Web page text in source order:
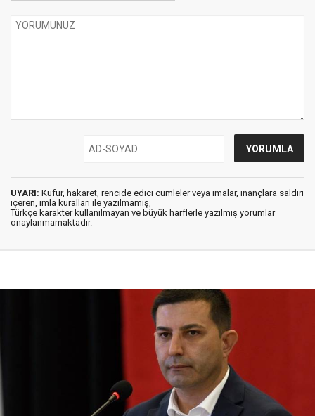
UYARI: Küfür, hakaret, rencide edici cümleler veya imalar, inançlara saldırı
içeren, imla kuralları ile yazılmamış,
Türkçe karakter kullanılmayan ve büyük harflerle yazılmış yorumlar
onaylanmamaktadır.